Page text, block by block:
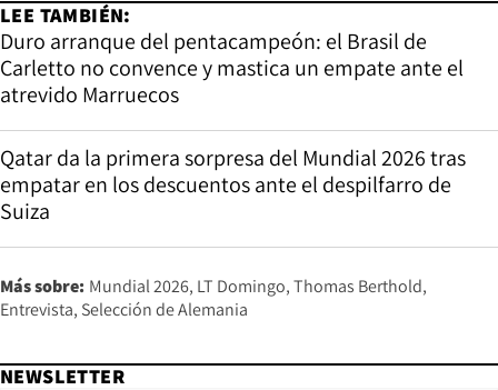
LEE TAMBIÉN:
Duro arranque del pentacampeón: el Brasil de
Carletto no convence y mastica un empate ante el
atrevido Marruecos
Qatar da la primera sorpresa del Mundial 2026 tras
empatar en los descuentos ante el despilfarro de
Suiza
Más sobre: Mundial 2026 LT Domingo Thomas Berthold
Entrevista Selección de Alemania
NEWSLETTER